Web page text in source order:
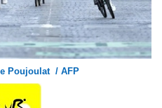
Poujoulat / AFP